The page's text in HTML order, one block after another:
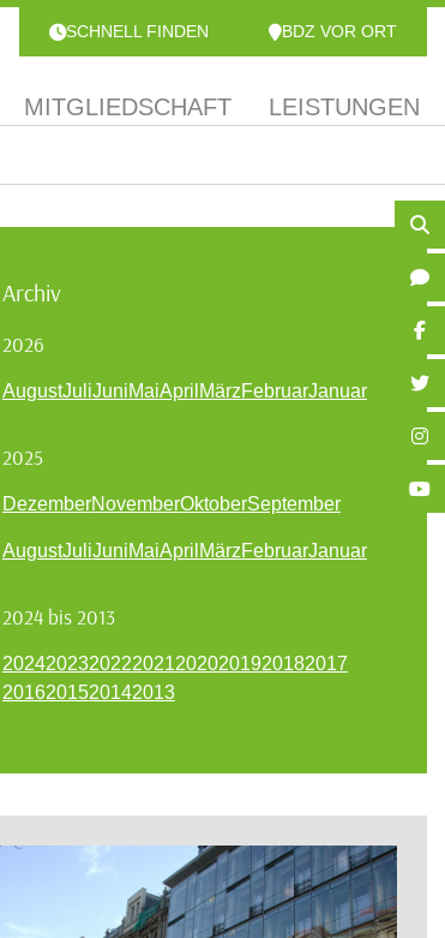
SCHNELL FINDEN BDZ VOR ORT
MITGLIEDSCHAFT LEISTUNGEN
Archiv
2026
AugustJuliJuniMaiApril MärzFebruarJanuar
2025
DezemberNovemberOktoberSeptember
AugustJuliJuniMaiApril MärzFebruarJanuar
2024 bis 2013
20242023202220212020201920182017
2016201520142013